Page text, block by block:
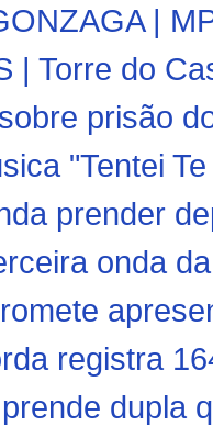
|
| Torre do
prisão
"Tentei
prender
onda
registra
dupla